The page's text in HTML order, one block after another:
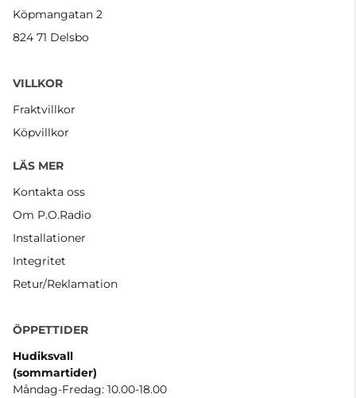
Köpmangatan 2
824 71 Delsbo
VILLKOR
Fraktvillkor
Köpvillkor
LÄS MER
Kontakta oss
Om P.O.Radio
Installationer
Integritet
Retur/Reklamation
ÖPPETTIDER
Hudiksvall
(sommartider)
Måndag-Fredag: 10.00-18.00